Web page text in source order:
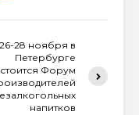
26-28 ноября в
Петербурге
Форум
напитков